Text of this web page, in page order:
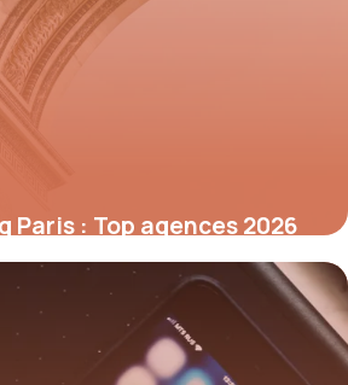
Paris : Top agences 2026